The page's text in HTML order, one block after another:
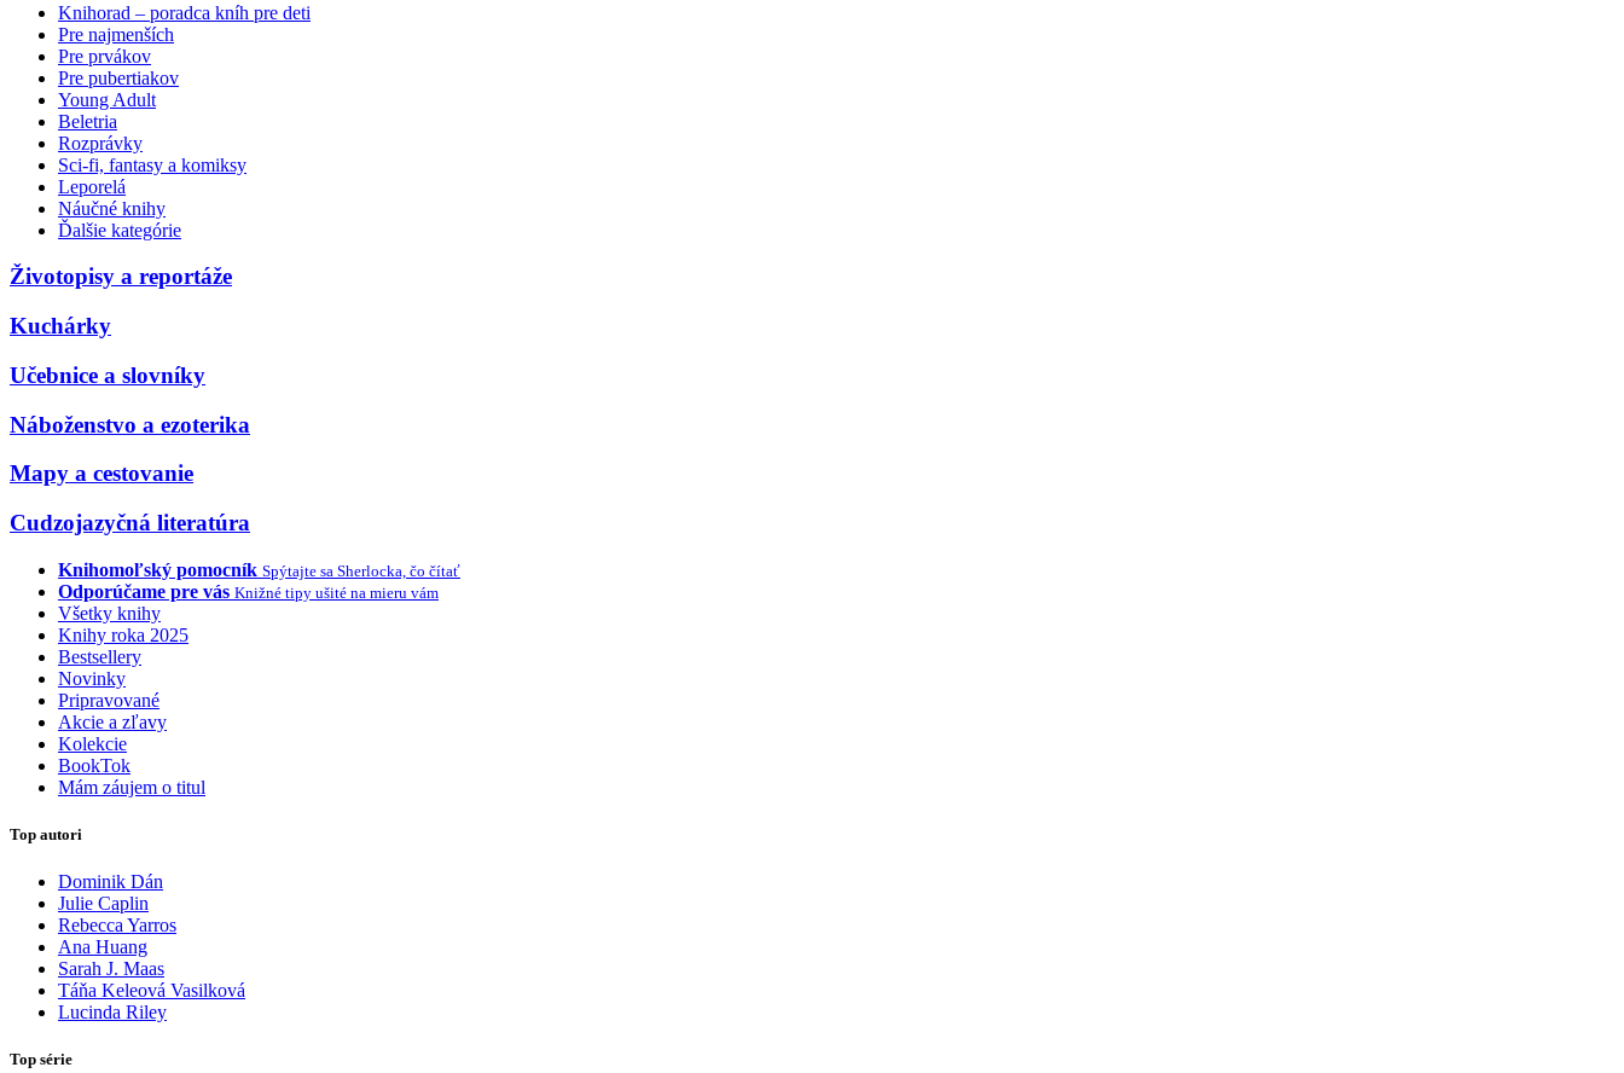
Knihorad – poradca kníh pre deti
Pre najmenších
Pre prvákov
Pre pubertiakov
Young Adult
Beletria
Rozprávky
Sci-fi, fantasy a komiksy
Leporelá
Náučné knihy
Ďalšie kategórie
Životopisy a reportáže
Kuchárky
Učebnice a slovníky
Náboženstvo a ezoterika
Mapy a cestovanie
Cudzojazyčná literatúra
Knihomoľský pomocník Spýtajte sa Sherlocka, čo čítať
Odporúčame pre vás Knižné tipy ušité na mieru vám
Všetky knihy
Knihy roka 2025
Bestsellery
Novinky
Pripravované
Akcie a zľavy
Kolekcie
BookTok
Mám záujem o titul
Top autori
Dominik Dán
Julie Caplin
Rebecca Yarros
Ana Huang
Sarah J. Maas
Táňa Keleová Vasilková
Lucinda Riley
Top série